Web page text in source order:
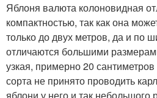
Яблоня валюта колоновидная
компактностью, так как она
только до двух метров, да и по
отличаются большими
узкая, примерно 20
сорта не принято проводить